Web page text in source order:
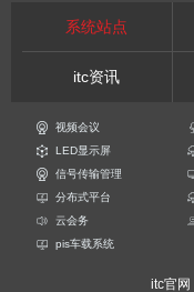
系统站点
itc资讯
视频会议
LED显示屏
信号传输管理
分布式平台
云会务
pis车载系统
itc官网